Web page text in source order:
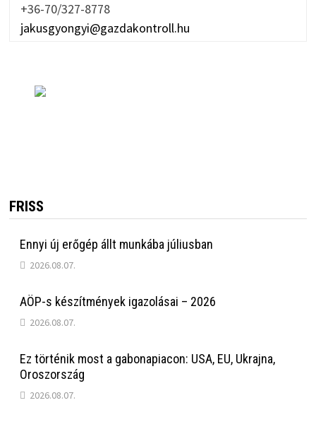
+36-70/327-8778
jakusgyongyi@gazdakontroll.hu
FRISS
Ennyi új erőgép állt munkába júliusban
2026.08.07.
AÖP-s készítmények igazolásai – 2026
2026.08.07.
Ez történik most a gabonapiacon: USA, EU, Ukrajna,
Oroszország
2026.08.07.